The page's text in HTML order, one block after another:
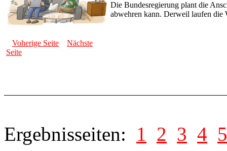
Die Bundesregierung plant die
abwehren kann. Derweil laufen die
Voherige Seite
Nächste
Seite
Ergebnisseiten: 1 2 3 4 5